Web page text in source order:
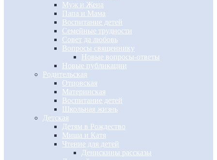
Муж и Жена
Папа и Мама
Воспитание детей
Семейные трудности
Совет да любовь
Вопросы священнику
Новые вопросы-ответы
Новые публикации
Родительская
Отцовская
Материнская
Воспитание детей
Школьная жизнь
Детская
Детям в Рождество
Миша и Катя
Чтение для детей
Денискины рассказы